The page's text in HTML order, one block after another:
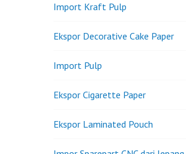
Import Kraft Pulp
Ekspor Decorative Cake Paper
Import Pulp
Ekspor Cigarette Paper
Ekspor Laminated Pouch